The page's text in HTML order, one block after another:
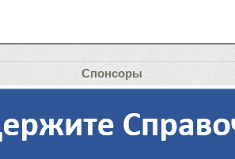
Спонсоры